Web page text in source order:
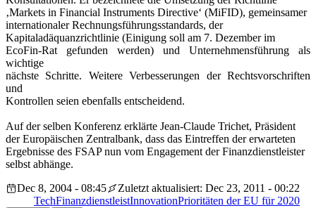
‚Markets in Financial Instruments Directive‘ (MiFID), gemeinsamer
internationaler Rechnungsführungsstandards, der
Kapitaladäquanzrichtlinie (Einigung soll am 7. Dezember im
EcoFin-Rat gefunden werden) und Unternehmensführung als
wichtige
nächste Schritte. Weitere Verbesserungen der Rechtsvorschriften
und
Kontrollen seien ebenfalls entscheidend.
Auf der selben Konferenz erklärte Jean-Claude Trichet, Präsident
der Europäischen Zentralbank, dass das Eintreffen der erwarteten
Ergebnisse des FSAP nun vom Engagement der Finanzdienstleister
selbst abhänge.
Dec 8, 2004 - 08:45
Zuletzt aktualisiert: Dec 23, 2011 - 00:22
TechFinanzdienstleistInnovationPrioritäten der EU für 2020